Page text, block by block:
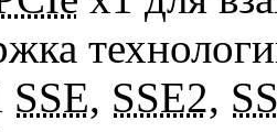
SSE, SSE2,